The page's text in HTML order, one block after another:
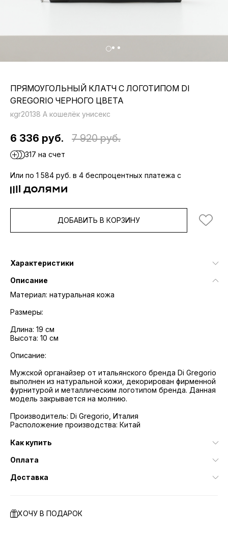
ПРЯМОУГОЛЬНЫЙ КЛАТЧ С ЛОГОТИПОМ DI
GREGORIO ЧЕРНОГО ЦВЕТА
кgr20138 A кошелёк унисекс
6 336 руб. 7 920 руб.
317 на счет
Или по 1 584 руб. в 4 беспроцентных платежа с
ДОБАВИТЬ В КОРЗИНУ
Характеристики
Описание
Материал: натуральная кожа
Размеры:
Длина: 19 см
Высота: 10 см
Описание:
Мужской органайзер от итальянского бренда Di Gregorio
выполнен из натуральной кожи, декорирован фирменной
фурнитурой и металлическим логотипом бренда. Данная
модель закрывается на молнию.
Производитель: Di Gregorio, Италия
Расположение производства: Китай
Как купить
Оплата
Доставка
ХОЧУ В ПОДАРОК